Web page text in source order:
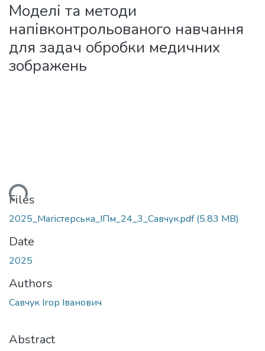
Моделі та методи
напівконтрольованого навчання
для задач обробки медичних
зображень
Files
2025_Магiстерська_IПм_24_3_Савчук.pdf(5.83 MB)
Date
2025
Authors
Савчук Ігор Іванович
Abstract